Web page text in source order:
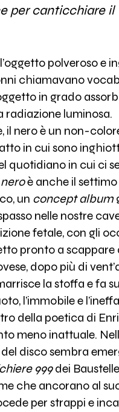
per canticchiare il
polveroso e
chiamavano
in grado
radiazione luminosa.
il nero è un non-
in cui sono
quotidiano in cui ci
è anche il settimo
un concept album
nelle nostre
fetale, con gli
pronto a scappare
dopo più di
la stoffa e fa
l’immobile e
della poetica di
meno inattuale.
disco sembra
999dei
che ancorano al
per strappi e